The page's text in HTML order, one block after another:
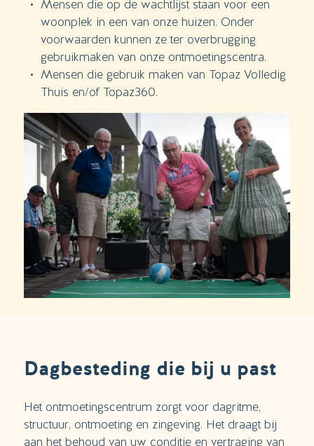
Mensen die op de wachtlijst staan voor een
woonplek in een van onze huizen. Onder
voorwaarden kunnen ze ter overbrugging
gebruikmaken van onze ontmoetingscentra.
Mensen die gebruik maken van Topaz Volledig
Thuis en/of Topaz360.
Dagbesteding die bij u past
Het ontmoetingscentrum zorgt voor dagritme,
structuur, ontmoeting en zingeving. Het draagt bij
aan het behoud van uw conditie en vertraging van